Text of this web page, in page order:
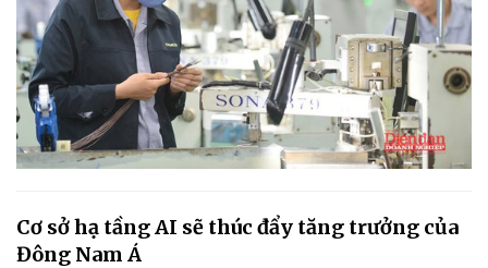
Cơ sở hạ tầng AI sẽ thúc đẩy tăng trưởng của
Đông Nam Á